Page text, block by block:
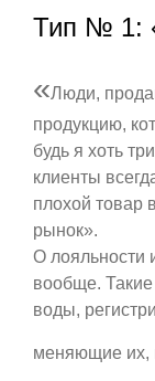
Тип № 1:
«Люди,
продукцию,
будь я хоть
клиенты
плохой товар
рынок».
О лояльности
вообще.
воды,
меняющие их,